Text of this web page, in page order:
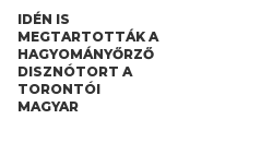
IDÉN IS
MEGTARTOTTÁK A
HAGYOMÁNYŐRZŐ
DISZNÓTORT A
TORONTÓI
MAGYAR